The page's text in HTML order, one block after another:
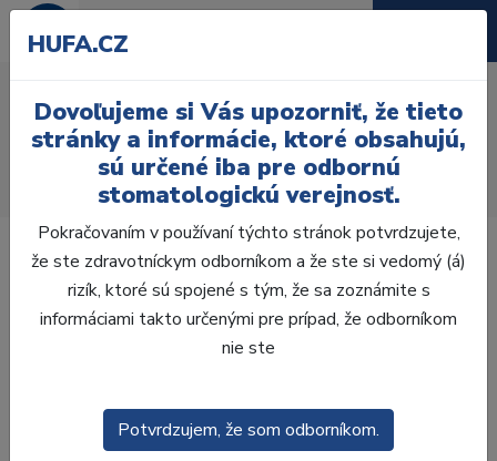
D44, B4
Zuby
AcryRock
AcryRock 1x28 S32-I42-D44, B4
HUFA.CZ
Dovoľujeme si Vás upozorniť, že tieto
stránky a informácie, ktoré obsahujú,
sú určené iba pre odbornú
stomatologickú verejnosť.
Pokračovaním v používaní týchto stránok potvrdzujete,
že ste zdravotníckym odborníkom a že ste si vedomý (á)
rizík, ktoré sú spojené s tým, že sa zoznámite s
informáciami takto určenými pre prípad, že odborníkom
nie ste
Potvrdzujem, že som odborníkom.